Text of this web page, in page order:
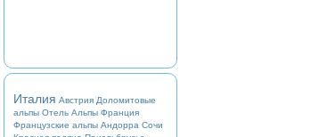
Италия Австрия Доломитовые
альпы Отель Альпы Франция
Французские альпы Андорра Сочи